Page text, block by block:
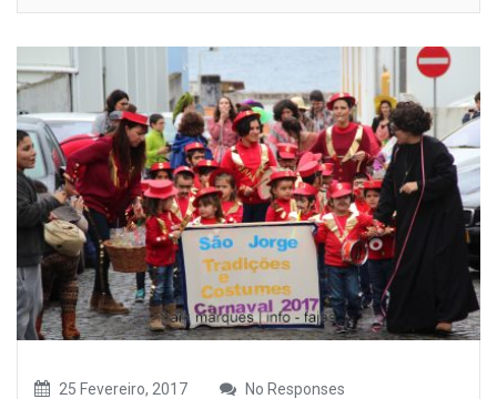
25 Fevereiro, 2017 No Responses